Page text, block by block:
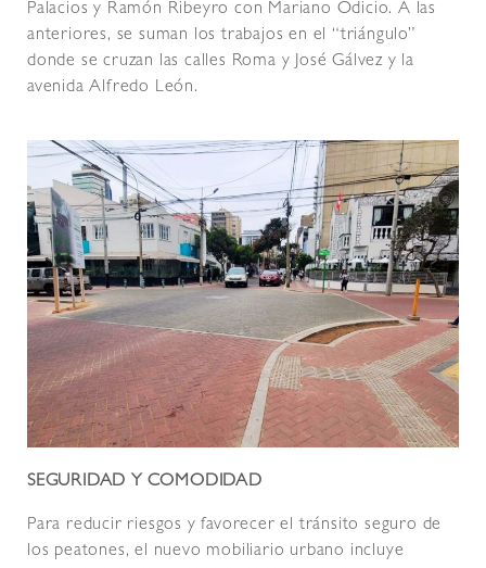
Palacios y Ramón Ribeyro con Mariano Odicio. A las
anteriores, se suman los trabajos en el “triángulo”
donde se cruzan las calles Roma y José Gálvez y la
avenida Alfredo León.
SEGURIDAD Y COMODIDAD
Para reducir riesgos y favorecer el tránsito seguro de
los peatones, el nuevo mobiliario urbano incluye